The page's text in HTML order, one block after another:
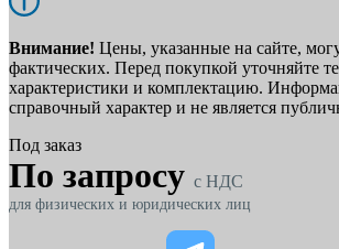
Внимание! Цены, указанные на сайте,
фактических. Перед покупкой уточняйте
характеристики и комплектацию.
справочный характер и не является
Под заказ
По запросу c НДС
для физических и юридических лиц